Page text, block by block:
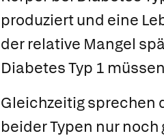
produziert und eine
der relative Mangel
Diabetes Typ 1
Gleichzeitig sprechen
beider Typen nur